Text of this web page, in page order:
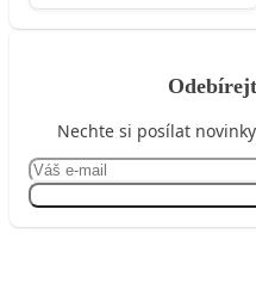
Nechte si posílat